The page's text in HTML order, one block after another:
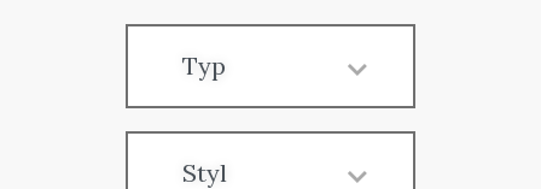
Typ
Styl